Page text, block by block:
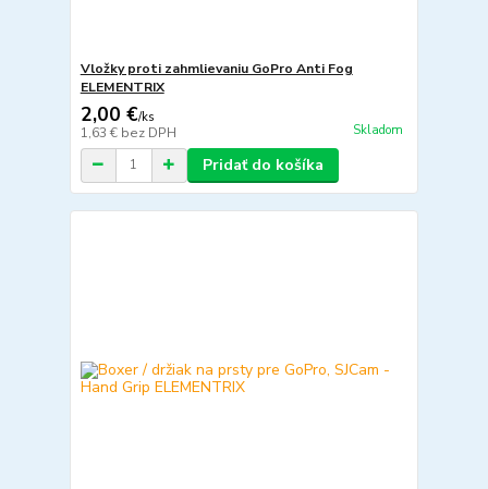
Vložky proti zahmlievaniu GoPro Anti Fog
ELEMENTRIX
2,00 €/ks
1,63 € bez DPH Skladom
Pridať do košíka